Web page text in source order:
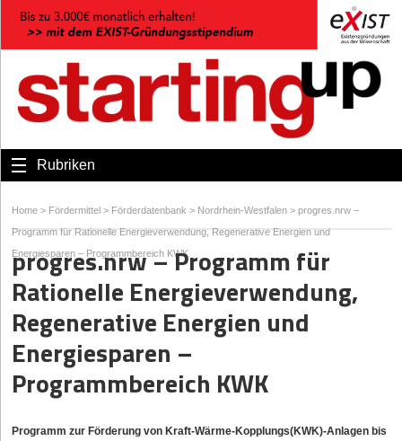
Rubriken
Home > Fördermittel > Förderdatenbank > Nordrhein-Westfalen > progres.nrw –
Programm für Rationelle Energieverwendung, Regenerative Energien und
Energiesparen – Programmbereich KWK
progres.nrw – Programm für
Rationelle Energieverwendung,
Regenerative Energien und
Energiesparen –
Programmbereich KWK
Programm zur Förderung von Kraft-Wärme-Kopplungs(KWK)-Anlagen bis